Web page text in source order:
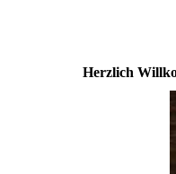
Herzlich